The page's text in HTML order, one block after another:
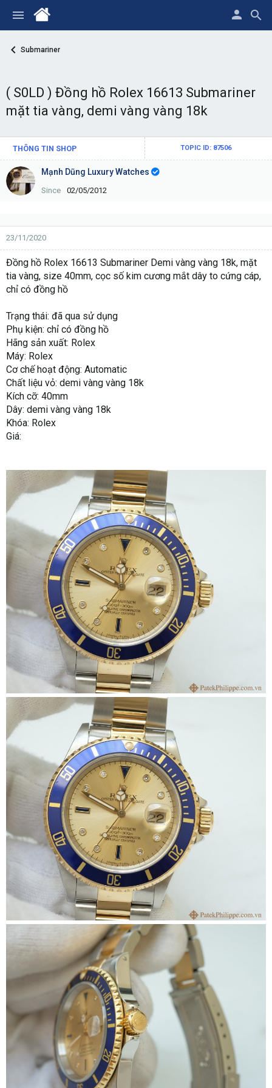
Submariner
( S0LD ) Đồng hồ Rolex 16613 Submariner
mặt tia vàng, demi vàng vàng 18k
THÔNG TIN SHOP TOPIC ID: 87506
Mạnh Dũng Luxury Watches
Since 02/05/2012
23/11/2020
Đồng hồ Rolex 16613 Submariner Demi vàng vàng 18k, mặt
tia vàng, size 40mm, cọc số kim cương mắt dây to cứng cáp,
chỉ có đồng hồ
Trạng thái: đã qua sử dụng
Phụ kiện: chỉ có đồng hồ
Hãng sản xuất: Rolex
Máy: Rolex
Cơ chế hoạt động: Automatic
Chất liệu vỏ: demi vàng vàng 18k
Kích cỡ: 40mm
Dây: demi vàng vàng 18k
Khóa: Rolex
Giá: